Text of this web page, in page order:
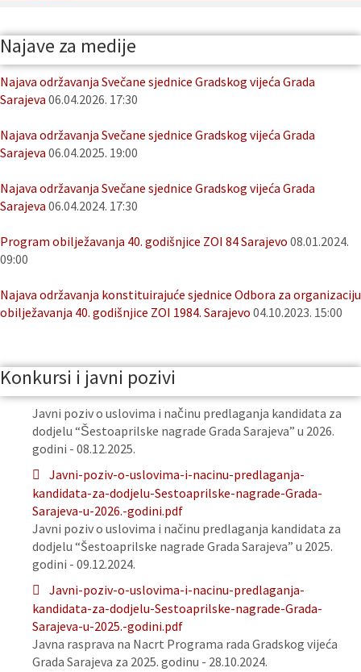
Najave za medije
Najava održavanja Svečane sjednice Gradskog vijeća Grada
Sarajeva 06.04.2026. 17:30
Najava održavanja Svečane sjednice Gradskog vijeća Grada
Sarajeva 06.04.2025. 19:00
Najava održavanja Svečane sjednice Gradskog vijeća Grada
Sarajeva 06.04.2024. 17:30
Program obilježavanja 40. godišnjice ZOI 84 Sarajevo 08.01.2024.
09:00
Najava održavanja konstituirajuće sjednice Odbora za organizaciju
obilježavanja 40. godišnjice ZOI 1984. Sarajevo 04.10.2023. 15:00
Konkursi i javni pozivi
Javni poziv o uslovima i načinu predlaganja kandidata za
dodjelu “Šestoaprilske nagrade Grada Sarajeva” u 2026.
godini - 08.12.2025.
Javni-poziv-o-uslovima-i-nacinu-predlaganja-
kandidata-za-dodjelu-Sestoaprilske-nagrade-Grada-
Sarajeva-u-2026.-godini.pdf
Javni poziv o uslovima i načinu predlaganja kandidata za
dodjelu “Šestoaprilske nagrade Grada Sarajeva” u 2025.
godini - 09.12.2024.
Javni-poziv-o-uslovima-i-nacinu-predlaganja-
kandidata-za-dodjelu-Sestoaprilske-nagrade-Grada-
Sarajeva-u-2025.-godini.pdf
Javna rasprava na Nacrt Programa rada Gradskog vijeća
Grada Sarajeva za 2025. godinu - 28.10.2024.